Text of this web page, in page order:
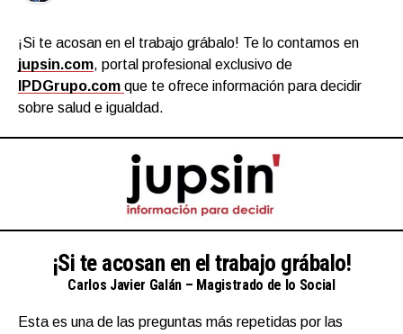
¡Si te acosan en el trabajo grábalo! Te lo contamos en
jupsin.com, portal profesional exclusivo de
IPDGrupo.com que te ofrece información para decidir
sobre salud e igualdad.
¡Si te acosan en el trabajo grábalo!
Carlos Javier Galán – Magistrado de lo Social
Esta es una de las preguntas más repetidas por las